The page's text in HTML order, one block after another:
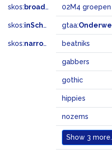
skos: broadMatch 02M4
skos:inScheme gtaa:
skos:narrower beatniks
gabbers
gothic
hippies
nozems
Show 3